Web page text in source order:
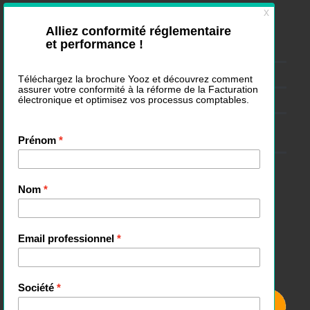
Nos derniers articles
Webinar Facturation électronique : changement de PA
Purchase-to-Pay : le processus complet expliqué
Logiciel de dématérialisation de factures : comment choisir ?
électronique ?
Annuaire de facturation électronique : rôle et fonctionnement
Suivez-nous :